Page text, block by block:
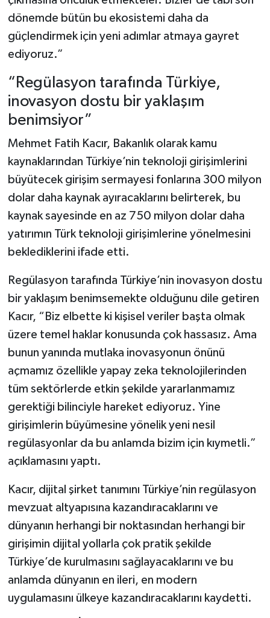
dönemde bütün bu ekosistemi daha da
güçlendirmek için yeni adımlar atmaya gayret
ediyoruz.”
“Regülasyon tarafında Türkiye,
inovasyon dostu bir yaklaşım
benimsiyor”
Mehmet Fatih Kacır, Bakanlık olarak kamu
kaynaklarından Türkiye’nin teknoloji girişimlerini
büyütecek girişim sermayesi fonlarına 300 milyon
dolar daha kaynak ayıracaklarını belirterek, bu
kaynak sayesinde en az 750 milyon dolar daha
yatırımın Türk teknoloji girişimlerine yönelmesini
beklediklerini ifade etti.
Regülasyon tarafında Türkiye’nin inovasyon dostu
bir yaklaşım benimsemekte olduğunu dile getiren
Kacır, “Biz elbette ki kişisel veriler başta olmak
üzere temel haklar konusunda çok hassasız. Ama
bunun yanında mutlaka inovasyonun önünü
açmamız özellikle yapay zeka teknolojilerinden
tüm sektörlerde etkin şekilde yararlanmamız
gerektiği bilinciyle hareket ediyoruz. Yine
girişimlerin büyümesine yönelik yeni nesil
regülasyonlar da bu anlamda bizim için kıymetli.”
açıklamasını yaptı.
Kacır, dijital şirket tanımını Türkiye’nin regülasyon
mevzuat altyapısına kazandıracaklarını ve
dünyanın herhangi bir noktasından herhangi bir
girişimin dijital yollarla çok pratik şekilde
Türkiye’de kurulmasını sağlayacaklarını ve bu
anlamda dünyanın en ileri, en modern
uygulamasını ülkeye kazandıracaklarını kaydetti.